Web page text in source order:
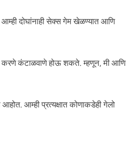
दोघांनाही सेक्स गेम खेळण्यात आणि
कंटाळवाणे होऊ शकते. म्हणून, मी आणि
आम्ही प्रत्यक्षात कोणाकडेही गेलो